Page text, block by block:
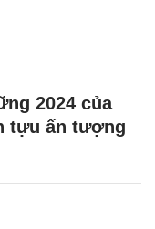
2024 của
tựu ấn tượng